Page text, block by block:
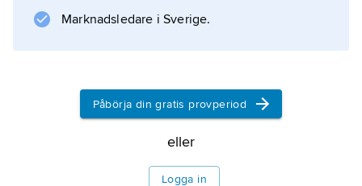
kokaodlare.
Information om artikeln
Marknadsledare i Sverige.
Påbörja din gratis provperiod
eller
Logga in